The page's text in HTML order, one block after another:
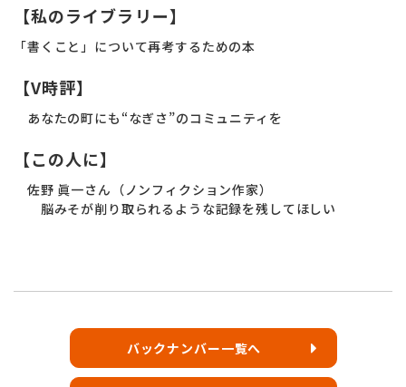
【私のライブラリー】
「書くこと」について再考するための本
【V時評】
あなたの町にも“なぎさ”のコミュニティを
【この人に】
佐野 眞一さん（ノンフィクション作家）
脳みそが削り取られるような記録を残してほしい
バックナンバー一覧へ